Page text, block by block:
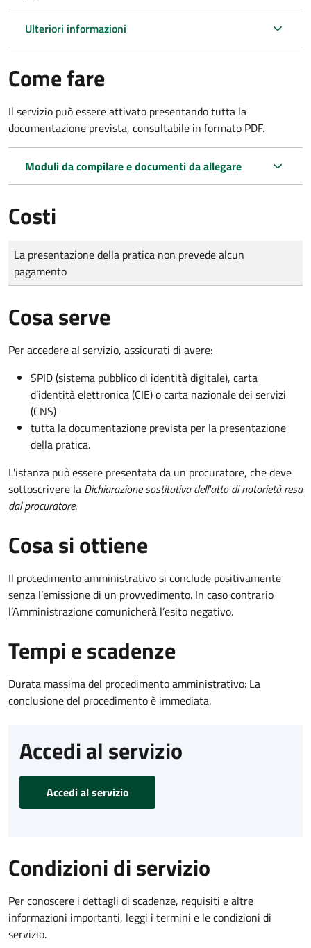
Ulteriori informazioni
Come fare
Il servizio può essere attivato presentando tutta la
documentazione prevista, consultabile in formato PDF.
Moduli da compilare e documenti da allegare
Costi
Tipo di pagamento
Importo
La presentazione della pratica non prevede alcun
pagamento
Cosa serve
Per accedere al servizio, assicurati di avere:
SPID (sistema pubblico di identità digitale), carta
d’identità elettronica (CIE) o carta nazionale dei servizi
(CNS)
tutta la documentazione prevista per la presentazione
della pratica.
L'istanza può essere presentata da un procuratore, che deve
sottoscrivere la Dichiarazione sostitutiva dell'atto di notorietà resa
dal procuratore.
Cosa si ottiene
Il procedimento amministrativo si conclude positivamente
senza l’emissione di un provvedimento. In caso contrario
l’Amministrazione comunicherà l’esito negativo.
Tempi e scadenze
Durata massima del procedimento amministrativo: La
conclusione del procedimento è immediata.
Accedi al servizio
Accedi al servizio
Condizioni di servizio
Per conoscere i dettagli di scadenze, requisiti e altre
informazioni importanti, leggi i termini e le condizioni di
servizio.